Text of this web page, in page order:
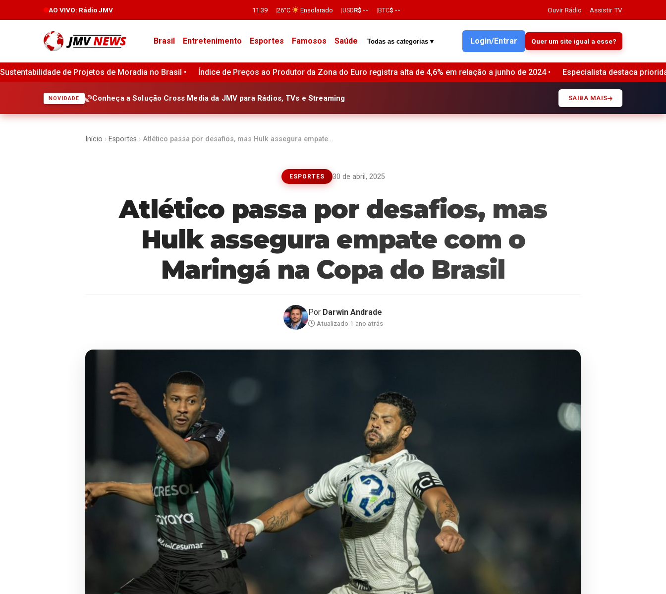
AO VIVO: Rádio JMV 11:39 26°C Ensolarado USDR$ -- BTC$ -- Ouvir Rádio Assistir TV
Brasil Entretenimento Esportes Famosos Saúde Todas as categorias ▾ Login/Entrar Quer um site igual a esse?
no Brasil • Índice de Preços ao Produtor da Zona do Euro registra alta de 4,6% em relação a junho de 2024 • Especialista destaca prioridades na gestão hídrica diante do
NOVIDADE Conheça a Solução Cross Media da JMV para Rádios, TVs e Streaming SAIBA MAIS
Início › Esportes › Atlético passa por desafios, mas Hulk assegura empate…
ESPORTES 30 de abril, 2025
Atlético passa por desafios, mas
Hulk assegura empate com o
Maringá na Copa do Brasil
Por Darwin Andrade
Atualizado 1 ano atrás